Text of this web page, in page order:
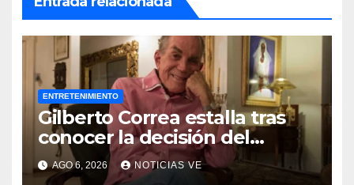
ENTRETENIMIENTO
Gilberto Correa estalla tras
conocer la decisión del
tribunal en su caso
AGO 6, 2026 NOTICIAS VE